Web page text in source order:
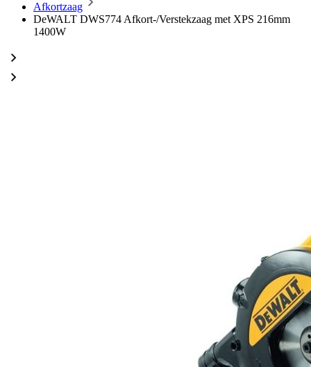
Afkortzaag
DeWALT DWS774 Afkort-/Verstekzaag met XPS 216mm
1400W